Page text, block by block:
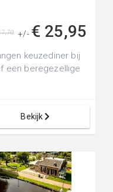
+/- € 25,95
keuzediner bij
een beregezellige
Bekijk